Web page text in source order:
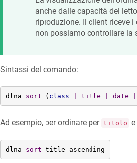
anche dalle capacità del
riproduzione. Il client riceve
non possiamo controllare la
Sintassi del comando:
dlna sort ( class | title | date |
Ad esempio, per ordinare per titolo e
dlna sort title ascending